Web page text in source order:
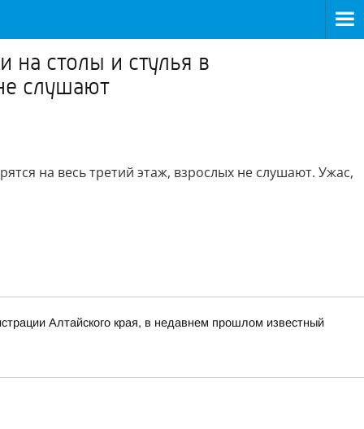
на столы и стулья в
слушают
на весь третий этаж, взрослых не слушают. Ужас,
Алтайского края, в недавнем прошлом известный